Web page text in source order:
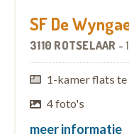
SF De
3110 ROTSELAAR -
1-kamer flats te
4 foto's
meer informatie